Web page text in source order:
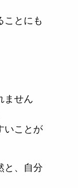
ことにも
ません
いことが
と、自分